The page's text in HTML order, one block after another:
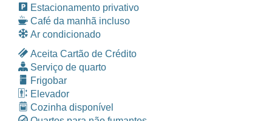
Estacionamento privativo
Café da manhã incluso
Ar condicionado
Aceita Cartão de Crédito
Serviço de quarto
Frigobar
Elevador
Cozinha disponível